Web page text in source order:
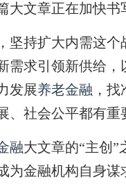
大文章正在加快书
持扩大内需这个
需求引领新供给
发展养老金融 ，
、社会公平都有重
融大文章的“主创
为金融机构自身